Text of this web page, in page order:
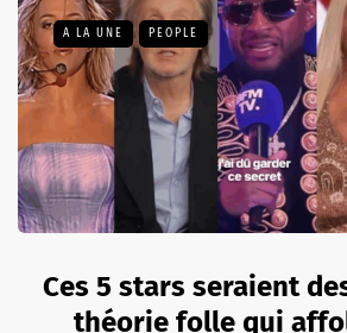
A LA UNE PEOPLE
Ces 5 stars seraient
théorie folle qui